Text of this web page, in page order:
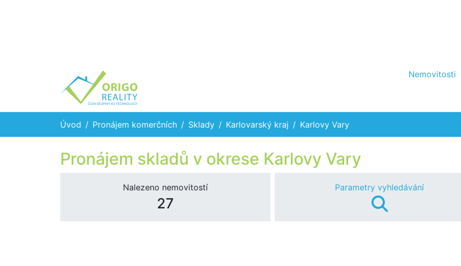
Nemovitosti
Úvod Pronájem komerčních Sklady Karlovarský kraj Karlovy Vary
Pronájem skladů v okrese Karlovy Vary
Nalezeno nemovitostí
27
Parametry vyhledávání